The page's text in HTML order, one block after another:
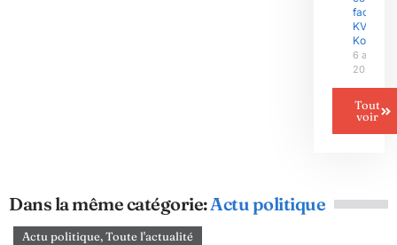
face au
KV
Kortrijk
6 août
2026
Tout
voir
Dans la même catégorie:Actu politique
Actu politique,Toute l'actualité